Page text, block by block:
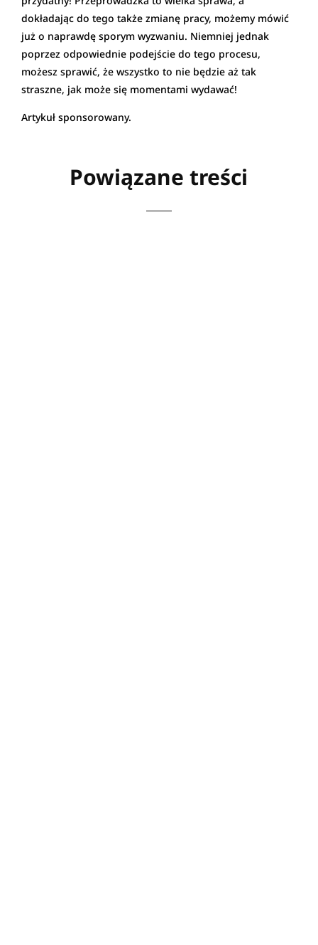
dokładając do tego także zmianę pracy, możemy mówić
już o naprawdę sporym wyzwaniu. Niemniej jednak
poprzez odpowiednie podejście do tego procesu,
możesz sprawić, że wszystko to nie będzie aż tak
straszne, jak może się momentami wydawać!
Artykuł sponsorowany.
Powiązane treści